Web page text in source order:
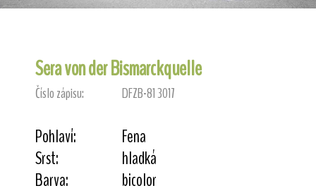
Sera von der Bismarckquelle
Číslo zápisu: DFZB-81 3017
Pohlaví:
Fena
Srst:
hladká
Barva:
bicolor